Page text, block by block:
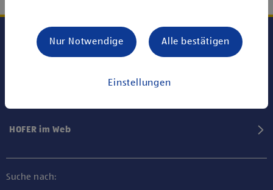
HOFER im Web
Suche nach:
Einstellungen
Nur Notwendige Alle bestätigen